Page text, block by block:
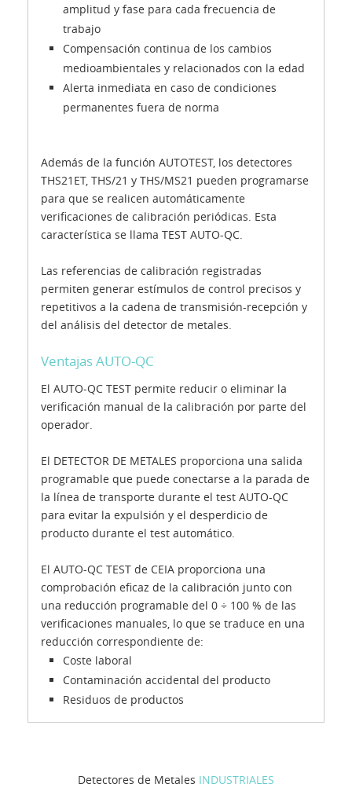
Detectores de Metales INDUSTRIALES
amplitud y fase para cada frecuencia de
trabajo
Compensación continua de los cambios
medioambientales y relacionados con la edad
Alerta inmediata en caso de condiciones
permanentes fuera de norma
Además de la función AUTOTEST, los detectores
THS21ET, THS/21 y THS/MS21 pueden programarse
para que se realicen automáticamente
verificaciones de calibración periódicas. Esta
característica se llama TEST AUTO-QC.
Las referencias de calibración registradas
permiten generar estímulos de control precisos y
repetitivos a la cadena de transmisión-recepción y
del análisis del detector de metales.
Ventajas AUTO-QC
El AUTO-QC TEST permite reducir o eliminar la
verificación manual de la calibración por parte del
operador.
El DETECTOR DE METALES proporciona una salida
programable que puede conectarse a la parada de
la línea de transporte durante el test AUTO-QC
para evitar la expulsión y el desperdicio de
producto durante el test automático.
El AUTO-QC TEST de CEIA proporciona una
comprobación eficaz de la calibración junto con
una reducción programable del 0 ÷ 100 % de las
verificaciones manuales, lo que se traduce en una
reducción correspondiente de:
Coste laboral
Contaminación accidental del producto
Residuos de productos